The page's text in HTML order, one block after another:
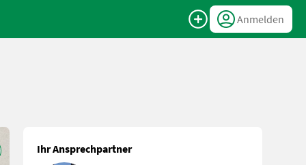
Anmelden
Ihr Ansprechpartner